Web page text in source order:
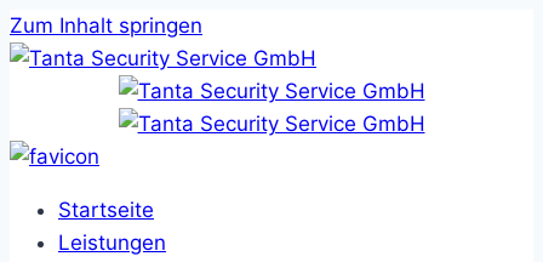
Zum Inhalt springen
Startseite
Leistungen